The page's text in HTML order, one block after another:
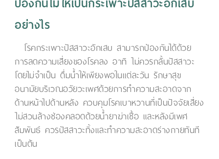
อย่างไร
โรคกระเพาะปัสสาวะอักเสบ สามารถป้องกันได้ด้วย
การลดความเสี่ยงของโรคลง อาทิ ไม่ควรกลั้นปัสสาวะ
โดยไม่จำเป็น ดื่มน้ำให้เพียงพอในแต่ละวัน รักษาสุข
อนามัยบริเวณอวัยวะเพศด้วยการทำความสะอาดจาก
ด้านหน้าไปด้านหลัง ควบคุมโรคเบาหวานที่เป็นปัจจัยเสี่ยง
ไม่สวนล้างช่องคลอดด้วยน้ำยาฆ่าเชื้อ และหลังมีเพศ
สัมพันธ์ ควรปัสสาวะทิ้งและทำความสะอาดร่างกายทันที
เป็นต้น